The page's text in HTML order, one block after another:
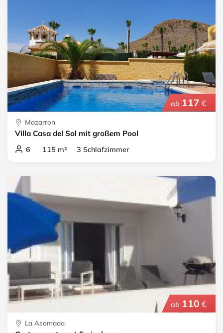
ab 117 €
Mazarron
Villa Casa del Sol mit großem Pool
6 115 m² 3 Schlafzimmer
ab 110 €
La Asomada